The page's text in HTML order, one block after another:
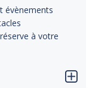
évènements
à votre